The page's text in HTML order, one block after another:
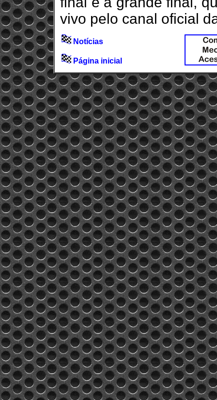
vivo pelo canal oficial
Notícias
Página inicial